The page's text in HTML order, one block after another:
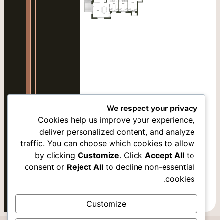
אופציה 2
אופציה 3
אופציה 5
We respect your privacy
Cookies help us improve your experience,
deliver personalized content, and analyze
traffic. You can choose which cookies to allow
by clickingCustomize. ClickAccept All to
consent or Reject All to decline non-essential
cookies.
Customize